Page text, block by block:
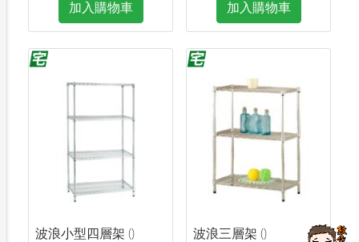
加入購物車 加入購物車
波浪小型四層架 () 波浪三層架 ()